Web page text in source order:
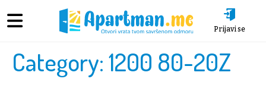
Prijavi se
Category:1200 80-20Z